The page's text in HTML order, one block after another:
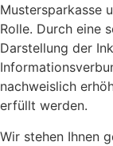
Mustersparkasse
Rolle. Durch eine
Darstellung der
nachweislich
erfüllt werden.
Wir stehen Ihnen